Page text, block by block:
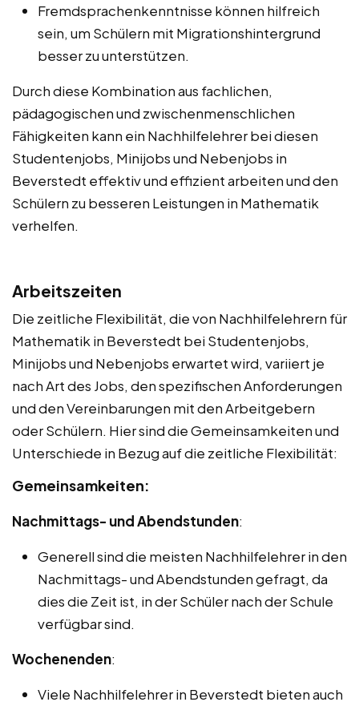
Fremdsprachenkenntnisse können hilfreich
sein, um Schülern mit Migrationshintergrund
besser zu unterstützen.
Durch diese Kombination aus fachlichen,
pädagogischen und zwischenmenschlichen
Fähigkeiten kann ein Nachhilfelehrer bei diesen
Studentenjobs, Minijobs und Nebenjobs in
Beverstedt effektiv und effizient arbeiten und den
Schülern zu besseren Leistungen in Mathematik
verhelfen.
Arbeitszeiten
Die zeitliche Flexibilität, die von Nachhilfelehrern für
Mathematik in Beverstedt bei Studentenjobs,
Minijobs und Nebenjobs erwartet wird, variiert je
nach Art des Jobs, den spezifischen Anforderungen
und den Vereinbarungen mit den Arbeitgebern
oder Schülern. Hier sind die Gemeinsamkeiten und
Unterschiede in Bezug auf die zeitliche Flexibilität:
Gemeinsamkeiten:
Nachmittags- und Abendstunden:
Generell sind die meisten Nachhilfelehrer in den
Nachmittags- und Abendstunden gefragt, da
dies die Zeit ist, in der Schüler nach der Schule
verfügbar sind.
Wochenenden:
Viele Nachhilfelehrer in Beverstedt bieten auch